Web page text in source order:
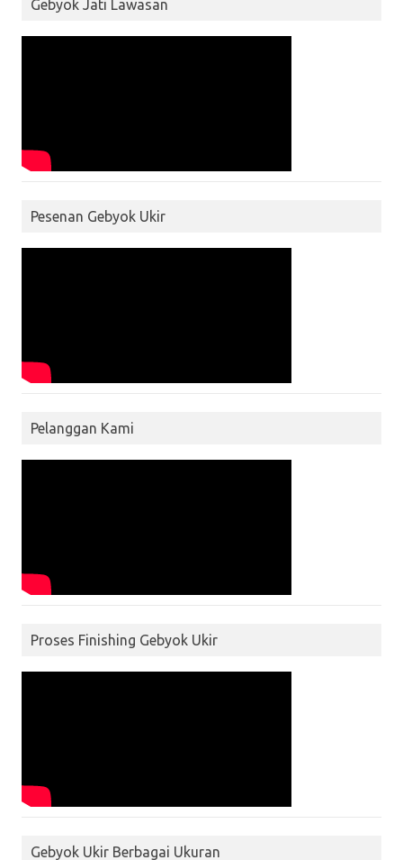
Gebyok Jati Lawasan
Pesenan Gebyok Ukir
Pelanggan Kami
Proses Finishing Gebyok Ukir
Gebyok Ukir Berbagai Ukuran